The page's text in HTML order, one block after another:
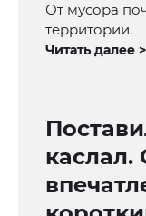
От мусора
территории.
Читать далее >
каслал.